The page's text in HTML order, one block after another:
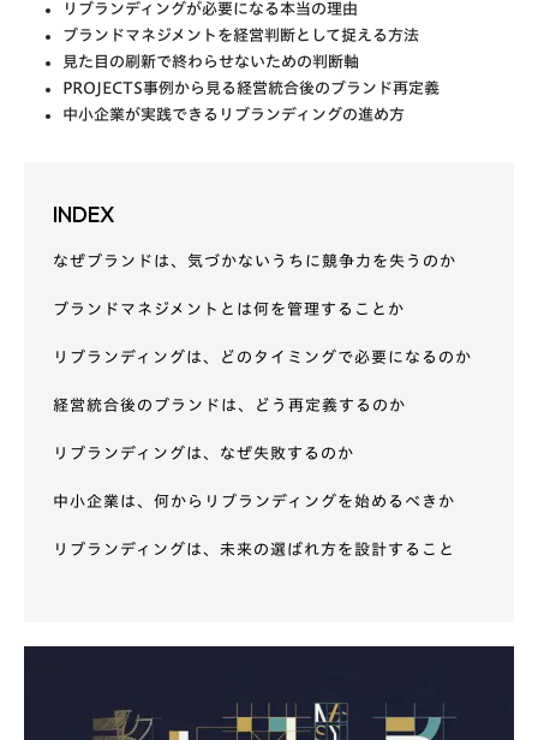
リブランディングが必要になる本当の理由
ブランドマネジメントを経営判断として捉える方法
見た目の刷新で終わらせないための判断軸
PROJECTS事例から見る経営統合後のブランド再定義
中小企業が実践できるリブランディングの進め方
INDEX
なぜブランドは、気づかないうちに競争力を失うのか
ブランドマネジメントとは何を管理することか
リブランディングは、どのタイミングで必要になるのか
経営統合後のブランドは、どう再定義するのか
リブランディングは、なぜ失敗するのか
中小企業は、何からリブランディングを始めるべきか
リブランディングは、未来の選ばれ方を設計すること